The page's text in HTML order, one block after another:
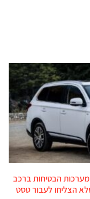
הבטיחות ברכב
הצליחו לעבור טסט